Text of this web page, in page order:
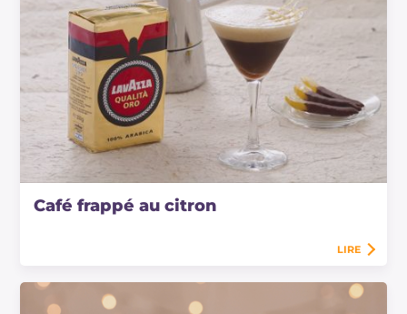
Café frappé au citron
LIRE